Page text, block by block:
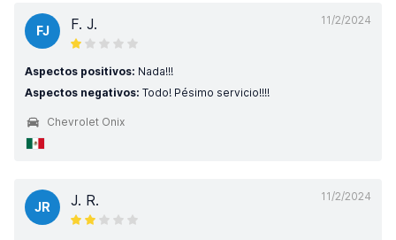
11/2/2024
FJ F. J.
Aspectos positivos: Nada!!!
Aspectos negativos: Todo! Pésimo servicio!!!!
Chevrolet Onix
11/2/2024
JR J. R.